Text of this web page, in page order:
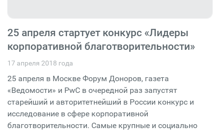
25 апреля стартует конкурс «Лидеры
корпоративной благо­твори­тель­ности»
17 апреля 2018 года
25 апреля в Москве Форум Доноров, газета
«Ведомости» и PwC в очередной раз запустят
старейший и авторитетнейший в России конкурс и
исследование в сфере корпоративной
благотворительности. Самые крупные и социально